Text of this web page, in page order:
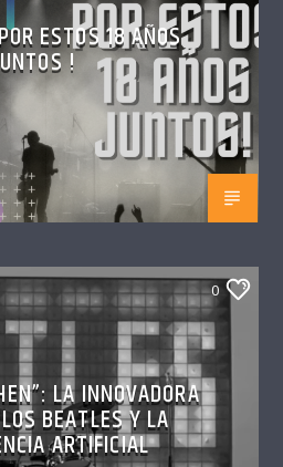
ESTOS 18 AÑOS
!
0
LA INNOVADORA
BEATLES Y LA
ARTIFICIAL